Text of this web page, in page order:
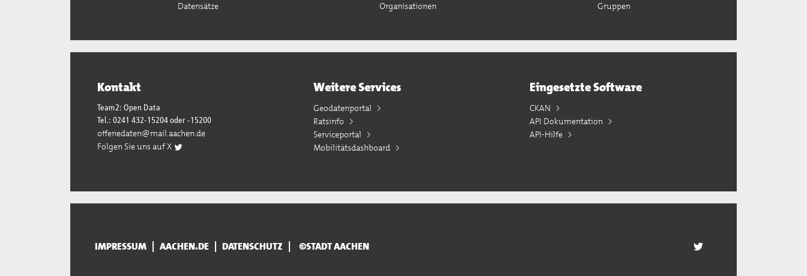
Datensätze Organisationen Gruppen
Kontakt
Team2: Open Data
Tel.: 0241 432-15204 oder -15200
offenedaten@mail.aachen.de
Folgen Sie uns auf X
Weitere Services
Geodatenportal
Ratsinfo
Serviceportal
Mobilitätsdashboard
Eingesetzte Software
CKAN
API Dokumentation
API-Hilfe
IMPRESSUM AACHEN.DE DATENSCHUTZ ©STADT AACHEN